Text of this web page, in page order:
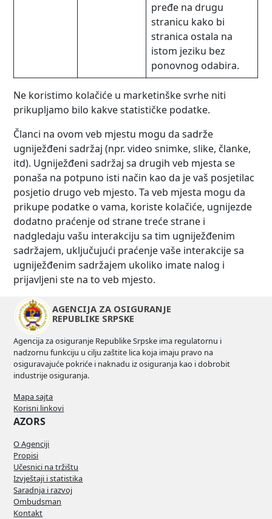
pređe na drugu
stranicu kako bi
stranica ostala na
istom jeziku bez
ponovnog odabira.
Ne koristimo kolačiće u marketinške svrhe niti
prikupljamo bilo kakve statističke podatke.
Članci na ovom veb mjestu mogu da sadrže
ugniježđeni sadržaj (npr. video snimke, slike, članke,
itd). Ugniježđeni sadržaj sa drugih veb mjesta se
ponaša na potpuno isti način kao da je vaš posjetilac
posjetio drugo veb mjesto. Ta veb mjesta mogu da
prikupe podatke o vama, koriste kolačiće, ugnijezde
dodatno praćenje od strane treće strane i
nadgledaju vašu interakciju sa tim ugniježđenim
sadržajem, uključujući praćenje vaše interakcije sa
ugniježđenim sadržajem ukoliko imate nalog i
prijavljeni ste na to veb mjesto.
AGENCIJA ZA OSIGURANJE
REPUBLIKE SRPSKE
Agencija za osiguranje Republike Srpske ima regulatornu i
nadzornu funkciju u cilju zaštite lica koja imaju pravo na
osiguravajuće pokriće i naknadu iz osiguranja kao i dobrobit
industrije osiguranja.
Mapa sajta
Korisni linkovi
AZORS
O Agenciji
Propisi
Učesnici na tržištu
Izvještaji i statistika
Saradnja i razvoj
Ombudsman
Kontakt